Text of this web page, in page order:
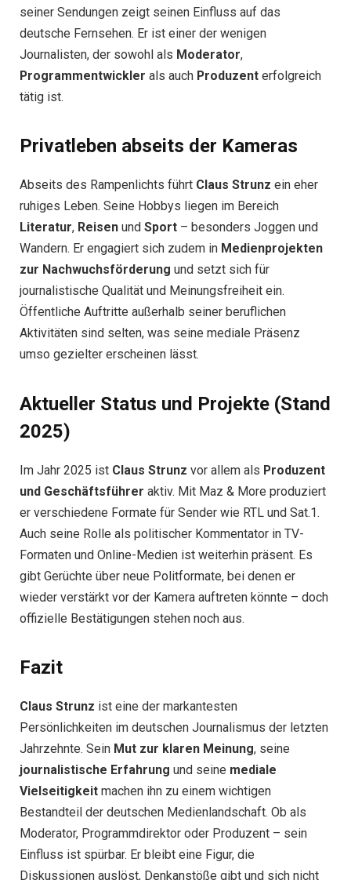
seiner Sendungen zeigt seinen Einfluss auf das
deutsche Fernsehen. Er ist einer der wenigen
Journalisten, der sowohl als Moderator,
Programmentwickler als auch Produzent erfolgreich
tätig ist.
Privatleben abseits der Kameras
Abseits des Rampenlichts führt Claus Strunz ein eher
ruhiges Leben. Seine Hobbys liegen im Bereich
Literatur, Reisen und Sport – besonders Joggen und
Wandern. Er engagiert sich zudem in Medienprojekten
zur Nachwuchsförderung und setzt sich für
journalistische Qualität und Meinungsfreiheit ein.
Öffentliche Auftritte außerhalb seiner beruflichen
Aktivitäten sind selten, was seine mediale Präsenz
umso gezielter erscheinen lässt.
Aktueller Status und Projekte (Stand
2025)
Im Jahr 2025 ist Claus Strunz vor allem als Produzent
und Geschäftsführer aktiv. Mit Maz & More produziert
er verschiedene Formate für Sender wie RTL und Sat.1.
Auch seine Rolle als politischer Kommentator in TV-
Formaten und Online-Medien ist weiterhin präsent. Es
gibt Gerüchte über neue Politformate, bei denen er
wieder verstärkt vor der Kamera auftreten könnte – doch
offizielle Bestätigungen stehen noch aus.
Fazit
Claus Strunz ist eine der markantesten
Persönlichkeiten im deutschen Journalismus der letzten
Jahrzehnte. Sein Mut zur klaren Meinung, seine
journalistische Erfahrung und seine mediale
Vielseitigkeit machen ihn zu einem wichtigen
Bestandteil der deutschen Medienlandschaft. Ob als
Moderator, Programmdirektor oder Produzent – sein
Einfluss ist spürbar. Er bleibt eine Figur, die
Diskussionen auslöst, Denkanstöße gibt und sich nicht